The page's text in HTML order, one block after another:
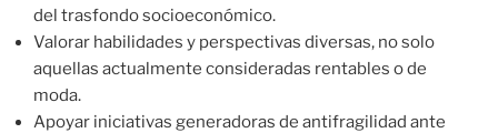
del trasfondo socioeconómico.
Valorar habilidades y perspectivas diversas, no solo
aquellas actualmente consideradas rentables o de
moda.
Apoyar iniciativas generadoras de antifragilidad ante